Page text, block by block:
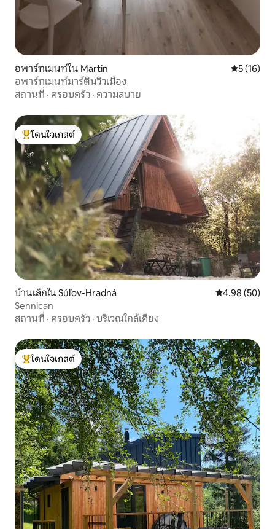
อพาร์ทเมนท์ใน Martin คะแนนเฉลี่
5 (16)
อพาร์ทเมนท์มาร์ตินวิวเมือง
สถานที่ · ครอบครัว · ความสบาย
โดนใจเกสต์ที่สุด
โดนใจเกสต์
บ้านเล็กใน Súľov-Hradná คะแนนเฉลี่ย
4.98 (50)
Sennican
สถานที่ · ครอบครัว · บริเวณใกล้เคียง
โดนใจเกสต์ที่สุด
โดนใจเกสต์